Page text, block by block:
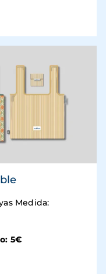
ventana nueva)
Medida:
5€
ventana nueva)